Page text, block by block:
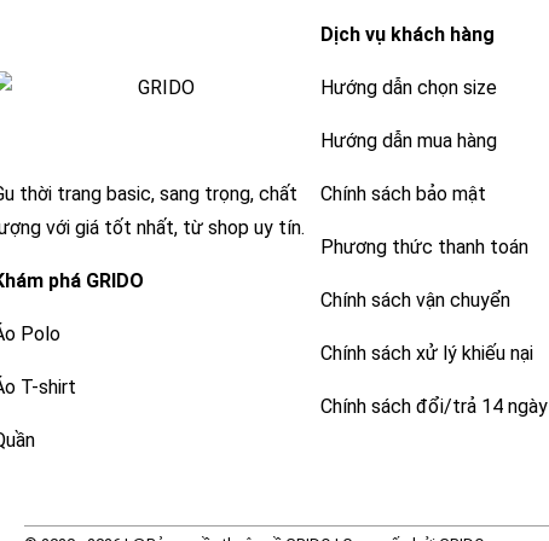
thời trang basic, sang trọng, chất
với giá tốt nhất, từ shop uy tín.
phá GRIDO
Polo
T-shirt
Dịch vụ khách hàng
Hướng dẫn chọn size
Hướng dẫn mua hàng
Chính sách bảo mật
Phương thức thanh toán
Chính sách vận chuyển
Chính sách xử lý khiếu nại
Chính sách đổi/trả 14 ngày